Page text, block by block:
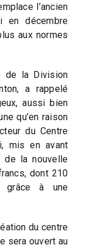
l’ancien
en décembre
aux normes
de la Division
a rappelé
aussi bien
qu’en raison
du Centre
mis en avant
de la nouvelle
dont 210
grâce à une
du centre
sera ouvert au